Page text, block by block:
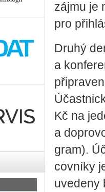
zájmu je
pro
Druhý
a
Kč na
a
gram).
cov­ní­ky
uve­de­ny